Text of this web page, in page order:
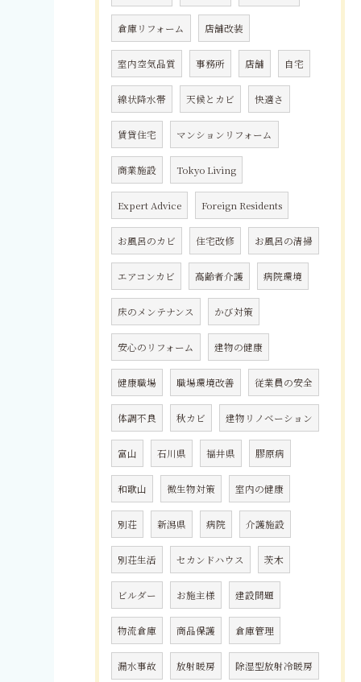
倉庫リフォーム 店舗改装
室内空気品質 事務所 店舗 自宅
線状降水帯 天候とカビ 快適さ
賃貸住宅 マンションリフォーム
商業施設 Tokyo Living
Expert Advice Foreign Residents
お風呂のカビ 住宅改修 お風呂の清掃
エアコンカビ 高齢者介護 病院環境
床のメンテナンス かび対策
安心のリフォーム 建物の健康
健康職場 職場環境改善 従業員の安全
体調不良 秋カビ 建物リノベーション
富山 石川県 福井県 膠原病
和歌山 微生物対策 室内の健康
別荘 新潟県 病院 介護施設
別荘生活 セカンドハウス 茨木
ビルダー お施主様 建設問題
物流倉庫 商品保護 倉庫管理
漏水事故 放射暖房 除湿型放射冷暖房